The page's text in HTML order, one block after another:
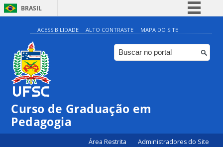
BRASIL
Simplifique!
Comunica BR
Participe
Canais
ACESSIBILIDADE ALTO CONTRASTE MAPA DO SITE
Curso de Graduação em
Pedagogia
Área Restrita Administradores do Site